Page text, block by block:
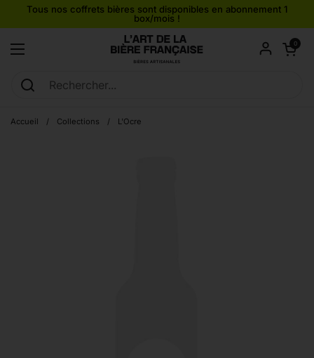
Passer au contenu
Tous nos coffrets bières sont disponibles en abonnement 1
box/mois !
Ouvrir le menu
Ouvrir le
0
Accueil / Collections / L'Ocre